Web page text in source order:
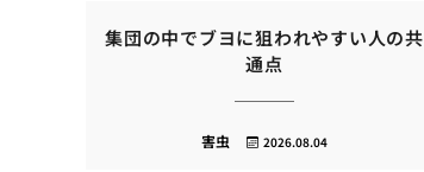
集団の中でブヨに狙われやすい人の共
通点
2026.08.04
害虫